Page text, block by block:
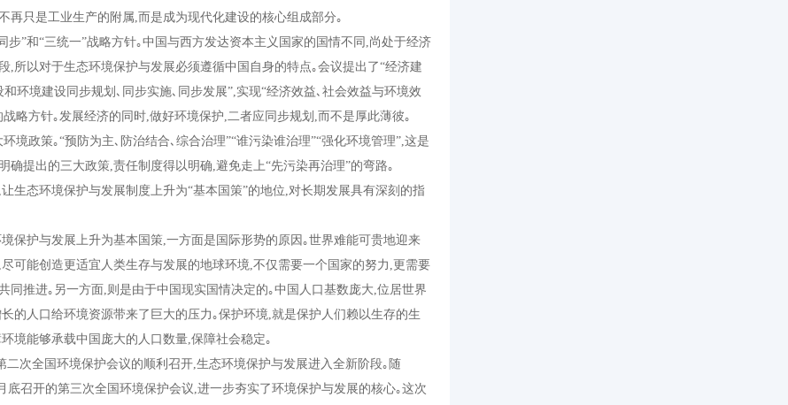
再只是工业生产的附属 而是成为现代化建设的核心组成部分｡
步”和“三统一”战略方针｡中国与西方发达资本主义国家的国情不同 尚处于经济
所以对于生态环境保护与发展必须遵循中国自身的特点｡会议提出了“经济建
和环境建设同步规划､同步实施､同步发展”, 实现“经济效益､社会效益与环境效
战略方针｡发展经济的同时 ,做好环境保护 二者应同步规划 而不是厚此薄彼｡
境政策｡“预防为主､防治结合､综合治理”“谁污染谁治理”“强化环境管理”,这是
确提出的三大政策 ,责任制度得以明确 ,避免走上“先污染再治理”的弯路｡
,让生态环境保护与发展制度上升为“基本国策”的地位 对长期发展具有深刻的指
保护与发展上升为基本国策 ,一方面是国际形势的原因｡世界难能可贵地迎来
尽可能创造更适宜人类生存与发展的地球环境 ,不仅需要一个国家的努力 更需要
同推进｡另一方面 则是由于中国现实国情决定的｡中国人口基数庞大 ,位居世界
的人口给环境资源带来了巨大的压力｡保护环境 ,就是保护人们赖以生存的生
境能够承载中国庞大的人口数量 ,保障社会稳定｡
次全国环境保护会议的顺利召开 ,生态环境保护与发展进入全新阶段｡随
底召开的第三次全国环境保护会议 ,进一步夯实了环境保护与发展的核心｡这次